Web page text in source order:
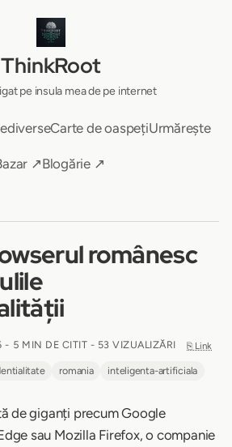
ThinkRoot
pe insula mea de pe internet
Carte de oaspețiUrmărește
↗Blogărie ↗
românesc
- 5 MIN DE CITIT - 53 VIZUALIZĂRI ⎘ Link
romania
inteligenta-artificiala
de giganți precum Google
sau Mozilla Firefox, o companie